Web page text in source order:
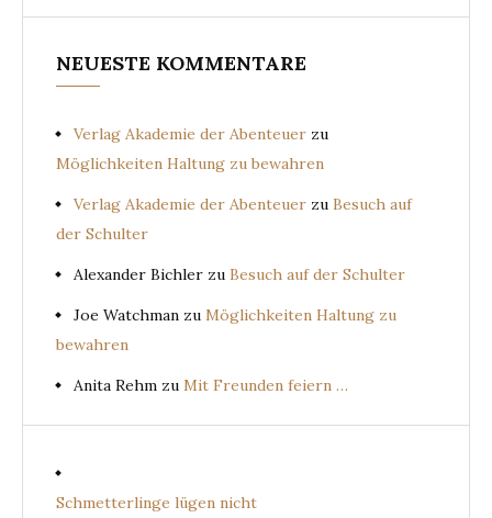
NEUESTE KOMMENTARE
Verlag Akademie der Abenteuer zu
Möglichkeiten Haltung zu bewahren
Verlag Akademie der Abenteuer zu Besuch auf
der Schulter
Alexander Bichler zu Besuch auf der Schulter
Joe Watchman zu Möglichkeiten Haltung zu
bewahren
Anita Rehm zu Mit Freunden feiern …
Schmetterlinge lügen nicht